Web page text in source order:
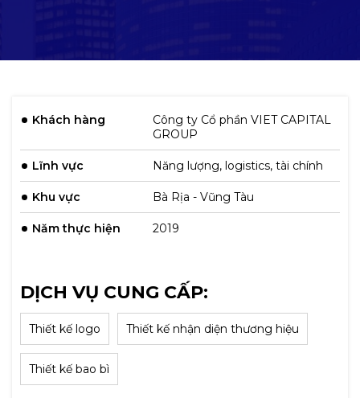
Khách hàng
Công ty Cổ phần VIET CAPITAL
GROUP
Lĩnh vực Năng lượng, logistics, tài chính
Khu vực Bà Rịa - Vũng Tàu
Năm thực hiện 2019
DỊCH VỤ CUNG CẤP:
Thiết kế logo Thiết kế nhận diện thương hiệu
Thiết kế bao bì